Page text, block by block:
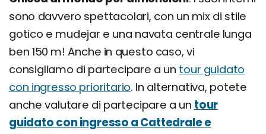
sono davvero spettacolari, con un mix di stile
gotico e mudejar e una navata centrale lunga
ben 150 m! Anche in questo caso, vi
consigliamo di partecipare a un tour guidato
con ingresso prioritario. In alternativa, potete
anche valutare di partecipare a un tour
guidato con ingresso a Cattedrale e